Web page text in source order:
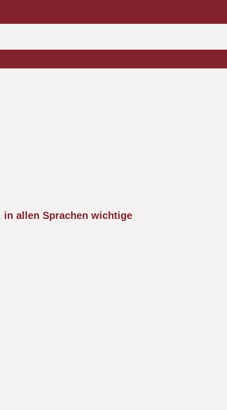
in allen Sprachen wichtige